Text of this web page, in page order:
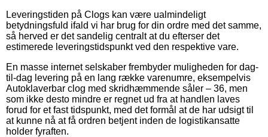
Leveringstiden på Clogs kan være ualmindeligt
betydningsfuld ifald vi har brug for din ordre med det samme,
så herved er det sandelig centralt at du efterser det
estimerede leveringstidspunkt ved den respektive vare.
En masse internet selskaber frembyder muligheden for dag-
til-dag levering på en lang række varenumre, eksempelvis
Autoklaverbar clog med skridhæmmende såler – 36, men
som ikke desto mindre er regnet ud fra at handlen laves
forud for et fast tidspunkt, med det formål at de har udsigt til
at kunne nå at få ordren betjent inden de logistikansatte
holder fyraften.